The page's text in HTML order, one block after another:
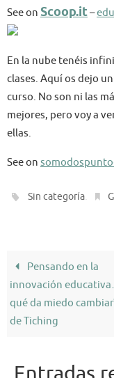
See on Scoop.it–
En la nube tenéis
clases. Aquí os dejo
curso. No son ni las
mejores, pero voy a
ellas.
See on
Sin categoría
Pensando en la
innovación
qué da miedo
de Tiching